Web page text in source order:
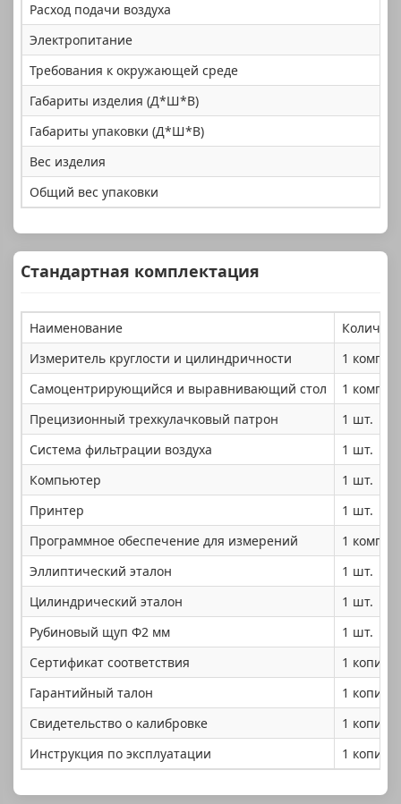
Расход подачи воздуха
Электропитание
Требования к окружающей среде
Габариты изделия (Д*Ш*В)
Габариты упаковки (Д*Ш*В)
Вес изделия
Общий вес упаковки
Стандартная комплектация
Наименование
Измеритель круглости и цилиндричности
1
Самоцентрирующийся и выравнивающий стол
1
Прецизионный трехкулачковый патрон
1 шт.
Система фильтрации воздуха
1 шт.
Компьютер
1 шт.
Принтер
1 шт.
Программное обеспечение для измерений
1
Эллиптический эталон
1 шт.
Цилиндрический эталон
1 шт.
Рубиновый щуп Φ2 мм
1 шт.
Сертификат соответствия
1 копия
Гарантийный талон
1 копия
Свидетельство о калибровке
1 копия
Инструкция по эксплуатации
1 копия